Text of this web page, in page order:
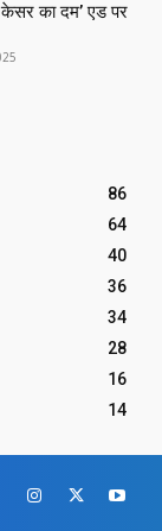
केसर का दम’ एड पर
86
64
40
36
34
28
16
14